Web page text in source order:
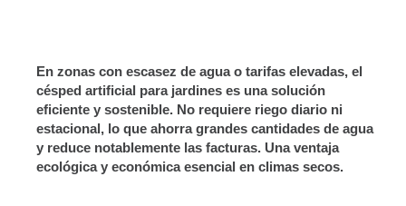
En zonas con escasez de agua o tarifas elevadas, el
césped artificial para jardines es una solución
eficiente y sostenible. No requiere riego diario ni
estacional, lo que ahorra grandes cantidades de agua
y reduce notablemente las facturas. Una ventaja
ecológica y económica esencial en climas secos.